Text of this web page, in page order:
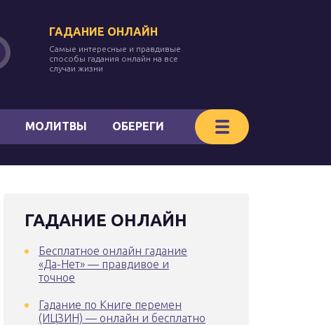
ГАДАНИЕ ОНЛАЙН
Самые интересные и правдивые
способы гадания онлайн на все
случаи жизни
МОЛИТВЫ ОБЕРЕГИ
ГАДАНИЕ ОНЛАЙН
Бесплатное онлайн гадание
«Да-Нет» — правдивое и
точное
Гадание по Книге перемен
(ИЦЗИН) — онлайн и бесплатно